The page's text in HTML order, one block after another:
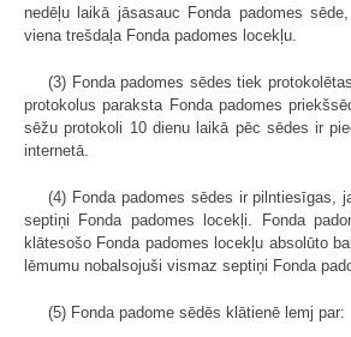
nedēļu laikā jāsasauc Fonda padomes
viena trešdaļa Fonda padomes locekļu.
(3) Fonda padomes sēdes tiek
protokolus paraksta Fonda padomes
sēžu protokoli 10 dienu laikā pēc sēdes ir
internetā.
(4) Fonda padomes sēdes ir pilntiesīgas,
septiņi Fonda padomes locekļi. Fonda
klātesošo Fonda padomes locekļu absolūto
lēmumu nobalsojuši vismaz septiņi Fonda
(5) Fonda padome sēdēs klātienē lemj par: